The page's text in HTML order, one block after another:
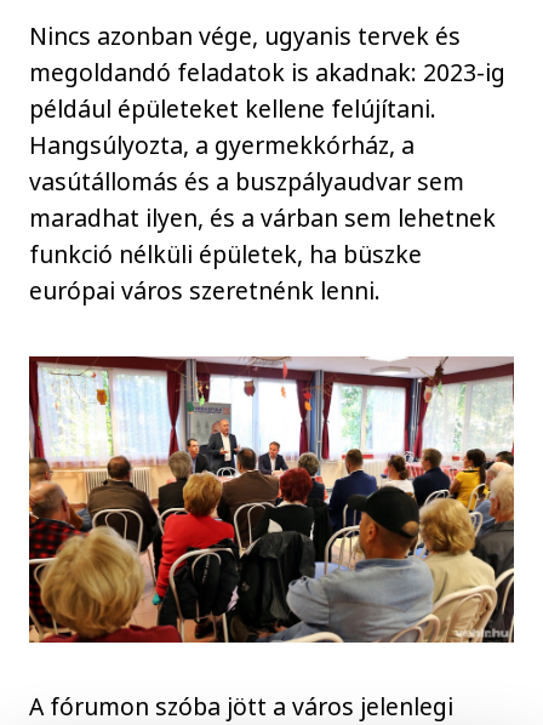
Nincs azonban vége, ugyanis tervek és
megoldandó feladatok is akadnak: 2023-ig
például épületeket kellene felújítani.
Hangsúlyozta, a gyermekkórház, a
vasútállomás és a buszpályaudvar sem
maradhat ilyen, és a várban sem lehetnek
funkció nélküli épületek, ha büszke
európai város szeretnénk lenni.
A fórumon szóba jött a város jelenlegi